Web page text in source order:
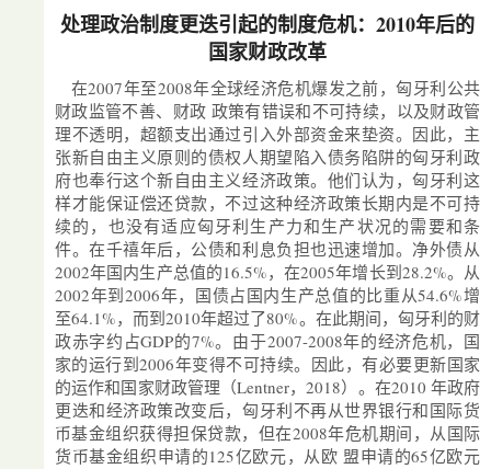
处理政治制度更迭引起的制度危机：2010年后的
国家财政改革
在2007年至2008年全球经济危机爆发之前，匈牙利公共
财政监管不善、财政 政策有错误和不可持续，以及财政管
理不透明，超额支出通过引入外部资金来垫资。因此，主
张新自由主义原则的债权人期望陷入债务陷阱的匈牙利政
府也奉行这个新自由主义经济政策。他们认为，匈牙利这
样才能保证偿还贷款，不过这种经济政策长期内是不可持
续的，也没有适应匈牙利生产力和生产状况的需要和条
件。在千禧年后，公债和利息负担也迅速增加。净外债从
2002年国内生产总值的16.5%，在2005年增长到28.2%。从
2002年到2006年，国债占国内生产总值的比重从54.6%增
至64.1%，而到2010年超过了80%。在此期间，匈牙利的财
政赤字约占GDP的7%。由于2007-2008年的经济危机，国
家的运行到2006年变得不可持续。因此，有必要更新国家
的运作和国家财政管理（Lentner，2018）。在2010 年政府
更迭和经济政策改变后，匈牙利不再从世界银行和国际货
币基金组织获得担保贷款，但在2008年危机期间，从国际
货币基金组织申请的125亿欧元，从欧 盟申请的65亿欧元